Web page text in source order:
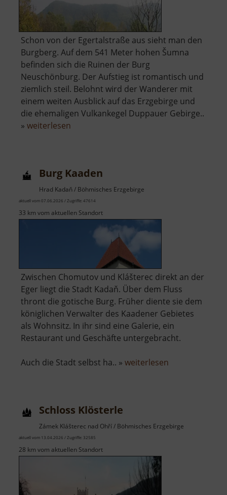
Schon von der Egertalstraße aus sieht man den
Burgberg. Auf dem 541 Meter hohen Šumna
befinden sich die Ruinen der Burg
Neuschönburg. Der Aufstieg ist romantisch und
ziemlich steil. Belohnt wird der Wanderer mit
einem weiten Ausblick auf das Erzgebirge und
die ehemaligen Vulkankegel Duppauer Gebirge..
» weiterlesen
Burg Kaaden
Hrad Kadaň / Böhmisches Erzgebirge
aktuell vom 07.06.2026 / Zugriffe: 47614
33 km vom aktuellen Standort
Zwischen Chomutov und Klášterec direkt an der
Eger liegt die Stadt Kadaň. Über dem Fluss
thront die gotische Burg. Früher diente sie dem
königlichen Verwalter des Kaadener Gebietes
als Wohnsitz. In ihr sind eine Galerie, ein
Restaurant und Geschäfte untergebracht.
Auch die Stadt selbst ha.. » weiterlesen
Schloss Klösterle
Zámek Klášterec nad Ohří / Böhmisches Erzgebirge
aktuell vom 13.04.2026 / Zugriffe: 32585
28 km vom aktuellen Standort